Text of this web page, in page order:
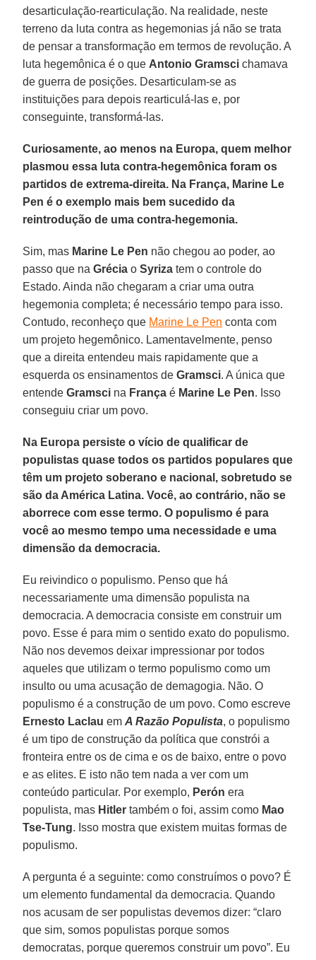
desarticulação-rearticulação. Na realidade, neste
terreno da luta contra as hegemonias já não se trata
de pensar a transformação em termos de revolução. A
luta hegemônica é o que Antonio Gramsci chamava
de guerra de posições. Desarticulam-se as
instituições para depois rearticulá-las e, por
conseguinte, transformá-las.
Curiosamente, ao menos na Europa, quem melhor
plasmou essa luta contra-hegemônica foram os
partidos de extrema-direita. Na França, Marine Le
Pen é o exemplo mais bem sucedido da
reintrodução de uma contra-hegemonia.
Sim, mas Marine Le Pen não chegou ao poder, ao
passo que naGrécia oSyriza tem o controle do
Estado. Ainda não chegaram a criar uma outra
hegemonia completa; é necessário tempo para isso.
Contudo, reconheço que Marine Le Pen conta com
um projeto hegemônico. Lamentavelmente, penso
que a direita entendeu mais rapidamente que a
esquerda os ensinamentos deGramsci. A única que
entendeGramsci na França é Marine Le Pen. Isso
conseguiu criar um povo.
Na Europa persiste o vício de qualificar de
populistas quase todos os partidos populares que
têm um projeto soberano e nacional, sobretudo se
são da América Latina. Você, ao contrário, não se
aborrece com esse termo. O populismo é para
você ao mesmo tempo uma necessidade e uma
dimensão da democracia.
Eu reivindico o populismo. Penso que há
necessariamente uma dimensão populista na
democracia. A democracia consiste em construir um
povo. Esse é para mim o sentido exato do populismo.
Não nos devemos deixar impressionar por todos
aqueles que utilizam o termo populismo como um
insulto ou uma acusação de demagogia. Não. O
populismo é a construção de um povo. Como escreve
Ernesto Laclau emA Razão Populista, o populismo
é um tipo de construção da política que constrói a
fronteira entre os de cima e os de baixo, entre o povo
e as elites. E isto não tem nada a ver com um
conteúdo particular. Por exemplo, Perón era
populista, mas Hitler também o foi, assim como Mao
Tse-Tung. Isso mostra que existem muitas formas de
populismo.
A pergunta é a seguinte: como construímos o povo? É
um elemento fundamental da democracia. Quando
nos acusam de ser populistas devemos dizer: “claro
que sim, somos populistas porque somos
democratas, porque queremos construir um povo”. Eu